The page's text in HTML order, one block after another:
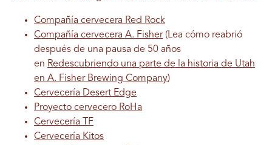
Compañía cervecera Red Rock
Compañía cervecera A. Fisher(Lea cómo reabrió
después de una pausa de 50 años
en Redescubriendo una parte de la historia de Utah
en A. Fisher Brewing Company)
Cervecería Desert Edge
Proyecto cervecero RoHa
Cervecería TF
Cervecería Kitos